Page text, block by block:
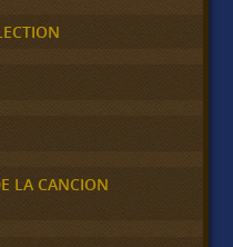
LA CANCION